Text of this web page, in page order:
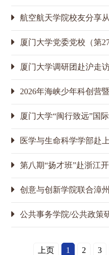
航空航天学院校友分享从厦大
厦门大学党委党校（第272期）基层党务工作者培训班
厦门大学调研团赴沪走
2026年海峡少年科创营暨厦门大学与金门大
厦门大学“闽行致远”国际胜任力人才培养
医学与生命科学学部赴上海开展“优企引才”定向
第八期“扬才班”赴浙江开展
创意与创新学院联合漳州校区管委会赴
公共事务学院/公共政策研究院举办2026年“
上页 1 2 3